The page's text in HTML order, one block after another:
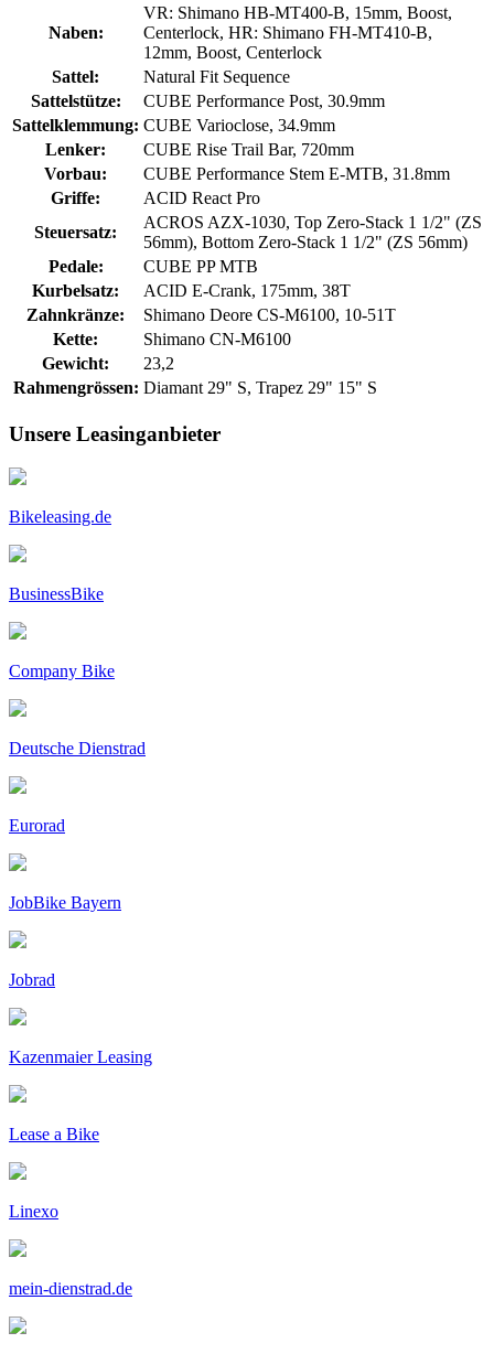
Naben:
VR: Shimano HB-MT400-B, 15mm, Boost,
Centerlock, HR: Shimano FH-MT410-B,
12mm, Boost, Centerlock
Sattel:
Natural Fit Sequence
Sattelstütze:
CUBE Performance Post, 30.9mm
Sattelklemmung: CUBE Varioclose, 34.9mm
Lenker:
CUBE Rise Trail Bar, 720mm
Vorbau:
CUBE Performance Stem E-MTB, 31.8mm
Griffe:
ACID React Pro
Steuersatz:
ACROS AZX-1030, Top Zero-Stack 1 1/2" (ZS
56mm), Bottom Zero-Stack 1 1/2" (ZS 56mm)
Pedale:
CUBE PP MTB
Kurbelsatz:
ACID E-Crank, 175mm, 38T
Zahnkränze:
Shimano Deore CS-M6100, 10-51T
Kette:
Shimano CN-M6100
Gewicht:
23,2
Rahmengrössen: Diamant 29" S, Trapez 29" 15" S
Unsere Leasinganbieter
Bikeleasing.de
BusinessBike
Company Bike
Deutsche Dienstrad
Eurorad
JobBike Bayern
Jobrad
Kazenmaier Leasing
Lease a Bike
Linexo
mein-dienstrad.de